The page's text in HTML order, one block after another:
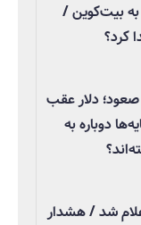
بیت‌کوین /
کرد؟
دلار عقب
دوباره به
شد / هشدار